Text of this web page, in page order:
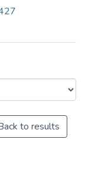
to results